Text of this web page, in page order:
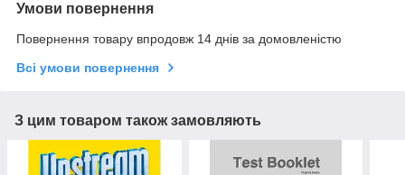
Умови повернення
Повернення товару впродовж 14 днів за домовленістю
Всі умови повернення
З цим товаром також замовляють